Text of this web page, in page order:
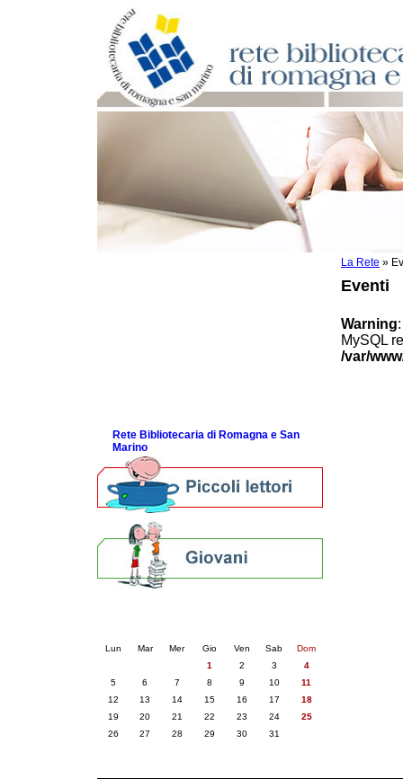
La Rete »
Eventi
Warning
MySQL
/var/
Rete Bibliotecaria di Romagna e San
Marino
Lun Mar Mer Gio Ven Sab
Dom
1
2 3
4
5
6 7 8 9 10
11
12
13 14 15 16 17
18
19
20 21 22 23 24
25
26
27 28 29 30 31